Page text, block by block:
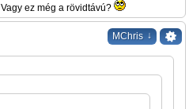
Vagy ez még a rövidtávú?
MChris ↓